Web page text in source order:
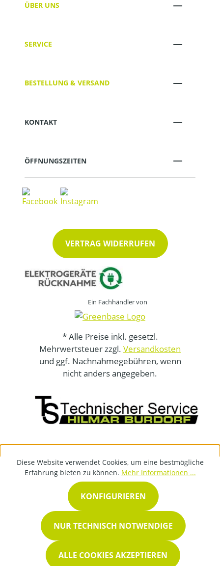
ÜBER UNS
SERVICE
BESTELLUNG & VERSAND
KONTAKT
ÖFFNUNGSZEITEN
VERTRAG WIDERRUFEN
Ein Fachhändler von
* Alle Preise inkl. gesetzl.
Mehrwertsteuer zzgl. Versandkosten
und ggf. Nachnahmegebühren, wenn
nicht anders angegeben.
Diese Website verwendet Cookies, um eine bestmögliche
Erfahrung bieten zu können. Mehr Informationen ...
NUR TECHNISCH NOTWENDIGE
KONFIGURIEREN
ALLE COOKIES AKZEPTIEREN